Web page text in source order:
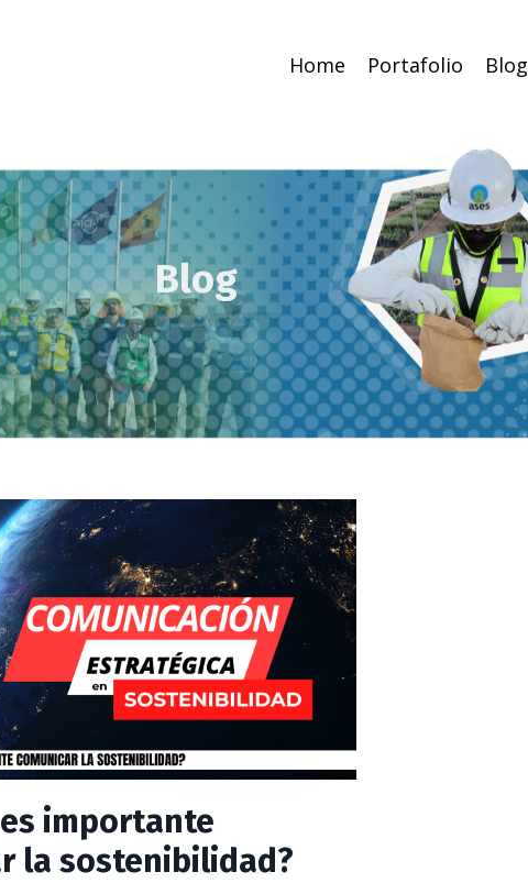
Home Portafolio Blog
Blog
importante
la sostenibilidad?